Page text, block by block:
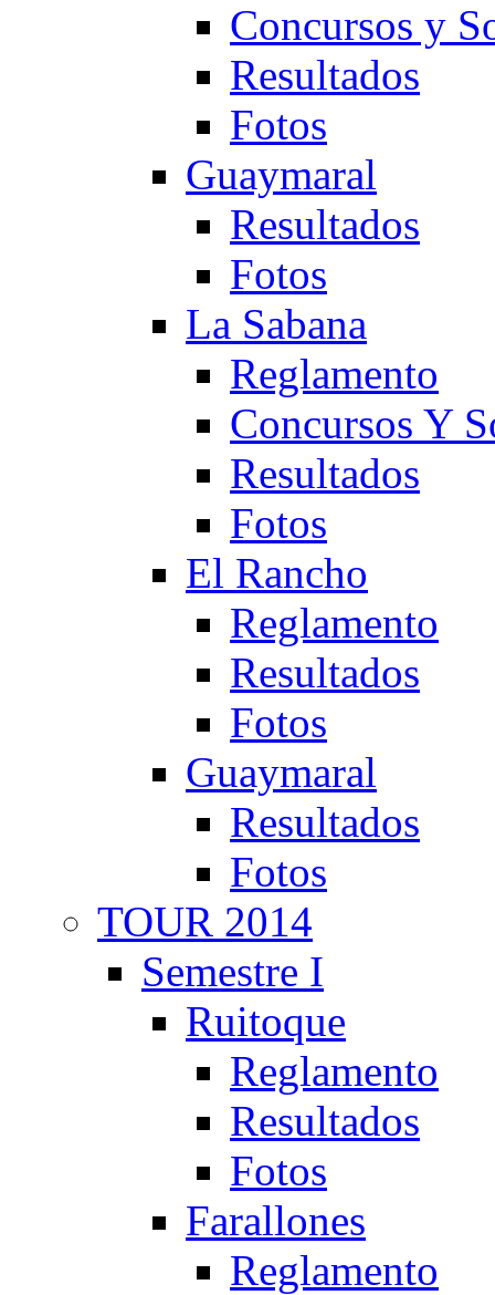
Concursos y
Resultados
Fotos
Guaymaral
Resultados
Fotos
La Sabana
Reglamento
Concursos Y
Resultados
Fotos
El Rancho
Reglamento
Resultados
Fotos
Guaymaral
Resultados
Fotos
TOUR 2014
Semestre I
Ruitoque
Reglamento
Resultados
Fotos
Farallones
Reglamento